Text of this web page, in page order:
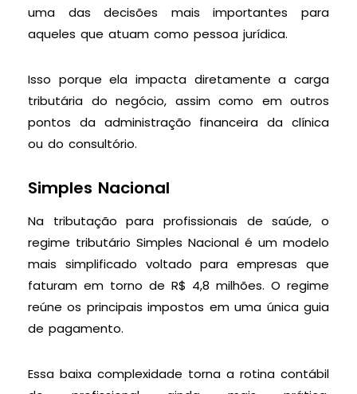
uma das decisões mais importantes para
aqueles que atuam como pessoa jurídica.
Isso porque ela impacta diretamente a carga
tributária do negócio, assim como em outros
pontos da administração financeira da clínica
ou do consultório.
Simples Nacional
Na tributação para profissionais de saúde, o
regime tributário Simples Nacional é um modelo
mais simplificado voltado para empresas que
faturam em torno de R$ 4,8 milhões. O regime
reúne os principais impostos em uma única guia
de pagamento.
Essa baixa complexidade torna a rotina contábil